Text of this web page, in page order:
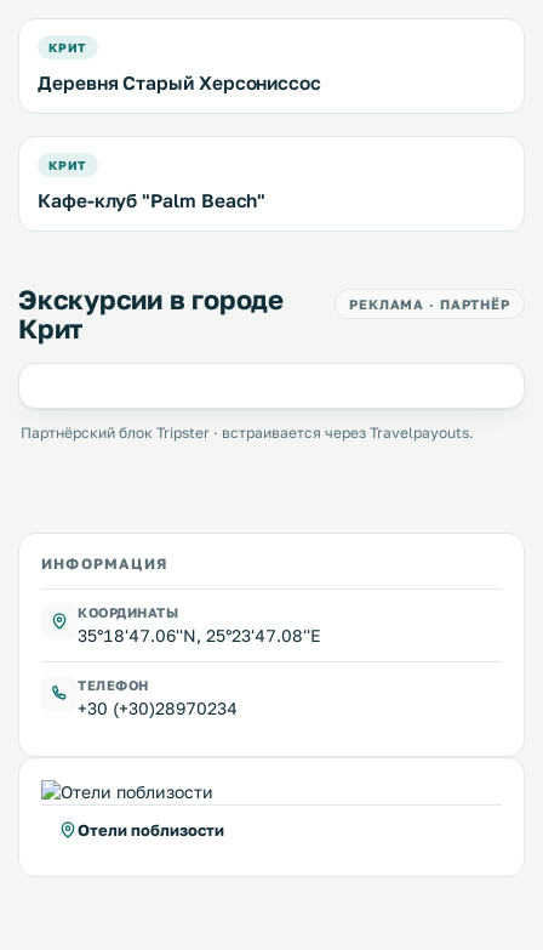
КРИТ
Деревня Старый Херсониссос
КРИТ
Кафе-клуб "Palm Beach"
Экскурсии в городе
Крит
РЕКЛАМА · ПАРТНЁР
Партнёрский блок Tripster · встраивается через Travelpayouts.
ИНФОРМАЦИЯ
КООРДИНАТЫ
35°18'47.06''N, 25°23'47.08''E
ТЕЛЕФОН
+30 (+30)28970234
Отели поблизости